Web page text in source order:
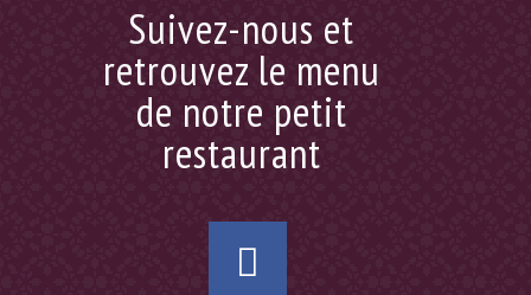
Suivez-nous et
retrouvez le menu
de notre petit
restaurant